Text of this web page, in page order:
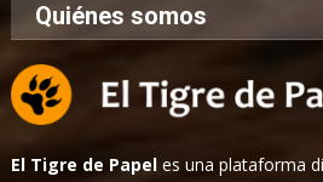
Quiénes somos
El Tigre de Papel es una plataforma